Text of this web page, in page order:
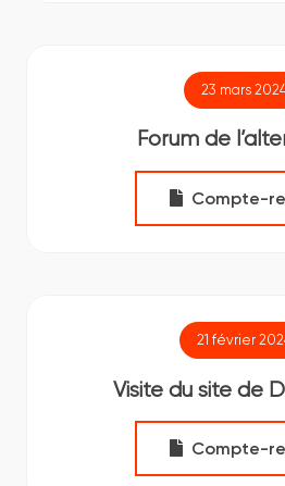
23 mars
Forum de
Compte-
21 février
Visite du site de
Compte-